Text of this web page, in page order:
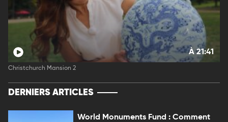
À 21:41
Christchurch Mansion 2
DERNIERS ARTICLES
World Monuments Fund : Comment